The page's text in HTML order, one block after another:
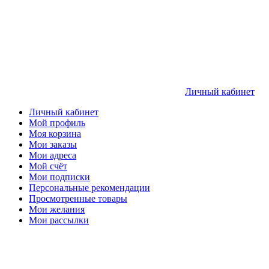
Личный кабинет
Личный кабинет
Мой профиль
Моя корзина
Мои заказы
Мои адреса
Мой счёт
Мои подписки
Персональные рекомендации
Просмотренные товары
Мои желания
Мои рассылки